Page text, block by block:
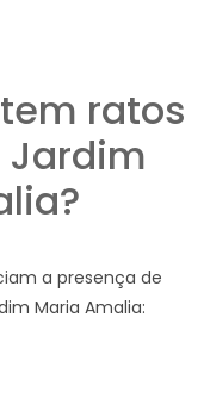
ratos
Jardim
a presença de
Maria Amalia: